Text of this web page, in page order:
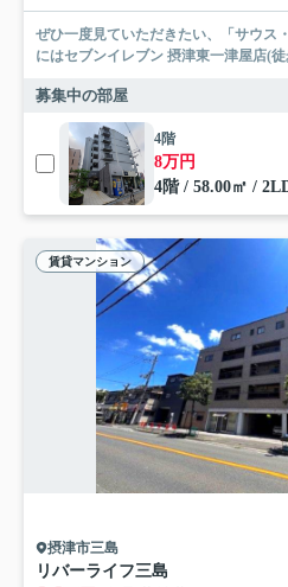
ぜひ一度見ていただきたい、「サウス
にはセブンイレブン 摂津東一津屋店(
募集中の部屋
4階
8万円
4階 / 58.00㎡ /
賃貸マンション
摂津市三島
リバーライフ三島